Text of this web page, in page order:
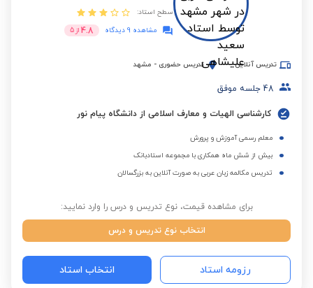
سطح استاد:
مشاهده 9 دیدگاه
4.8 از 5
تدریس آنلاین تدریس حضوری - مشهد
48 جلسه موفق
کارشناسی الهیات و معارف اسلامی از دانشگاه پیام نور
معلم رسمی آموزش و پرورش
بیش از شش ماه همکاری با مجموعه استادبانک
تدریس مکالمه زبان عربی به صورت آنلاین به بزرگسالان
برای مشاهده قیمت، نوع تدریس و درس را وارد نمایید:
انتخاب نوع تدریس و درس
رزومه استاد انتخاب استاد